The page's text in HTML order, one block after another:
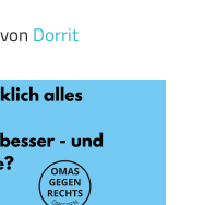
Dorrit